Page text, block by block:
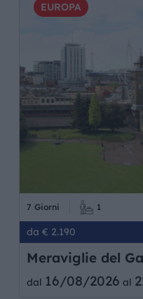
EUROPA
7 Giorni 1
da € 2.190
Meraviglie del
dal 16/08/2026 al